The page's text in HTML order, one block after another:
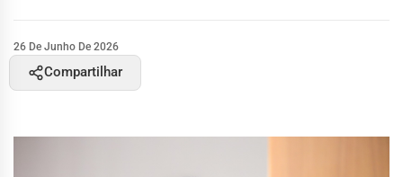
26 De Junho De 2026
Compartilhar